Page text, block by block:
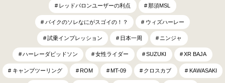
レッドバロンユーザーの利点 那須MSL
バイクのソレなにがスゴイの！？ ウィズハーレー
試乗インプレッション 日本一周 ニンジャ
ハーレーダビッドソン 女性ライダー SUZUKI XR BAJA
キャンプツーリング ROM MT-09 クロスカブ KAWASAKI